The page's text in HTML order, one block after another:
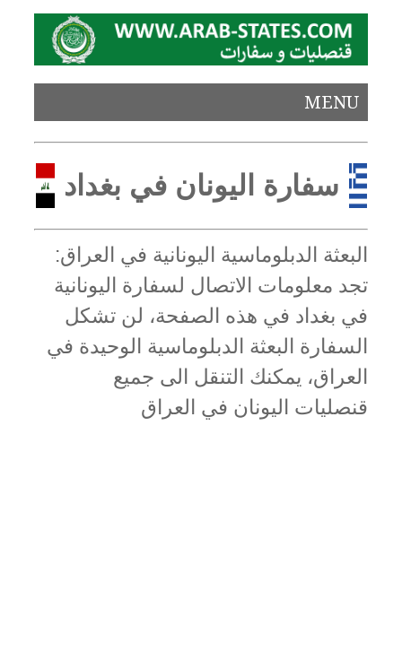
MENU
سفارة اليونان في بغداد
البعثة الدبلوماسية اليونانية في العراق:
تجد معلومات الاتصال لسفارة اليونانية
في بغداد في هذه الصفحة، لن تشكل
السفارة البعثة الدبلوماسية الوحيدة في
العراق، يمكنك التنقل الى جميع
قنصليات اليونان في العراق